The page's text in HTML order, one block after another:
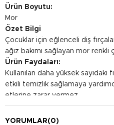
Ürün Boyutu:
Mor
Özet Bilgi
Çocuklar için eğlenceli diş
ağız bakımı sağlayan mor renkli
Ürün Faydaları:
Kullanılan daha yüksek sayıdaki
etkili temizlik sağlamaya
etlerine zarar vermez.
Kullanım Şekli:
Diş fırçası, dişler ve diş etleri
YORUMLAR(0)